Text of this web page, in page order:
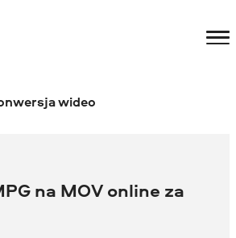
wideo
na MOV online za